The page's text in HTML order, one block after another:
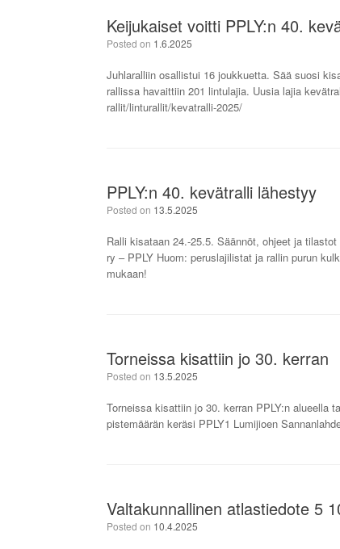
Keijukaiset voitti PPLY:n 40.
Posted on 1.6.2025
Juhlaralliin osallistui 16 joukkuetta. Sää suosi
rallissa havaittiin 201 lintulajia. Uusia lajia
rallit/linturallit/kevatralli-2025/
PPLY:n 40. kevätralli lähestyy
Posted on 13.5.2025
Ralli kisataan 24.-25.5. Säännöt, ohjeet ja
ry – PPLY Huom: peruslajilistat ja rallin purun
mukaan!
Torneissa kisattiin jo 30. kerran
Posted on 13.5.2025
Torneissa kisattiin jo 30. kerran PPLY:n alueella
pistemäärän keräsi PPLY1 Lumijioen
Valtakunnallinen atlastiedote 5
Posted on 10.4.2025